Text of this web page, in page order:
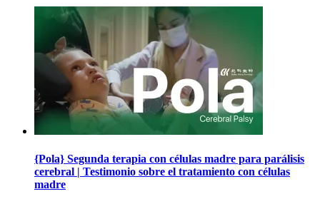
{Pola} Segunda terapia con células madre para parálisis
cerebral | Testimonio sobre el tratamiento con células
madre